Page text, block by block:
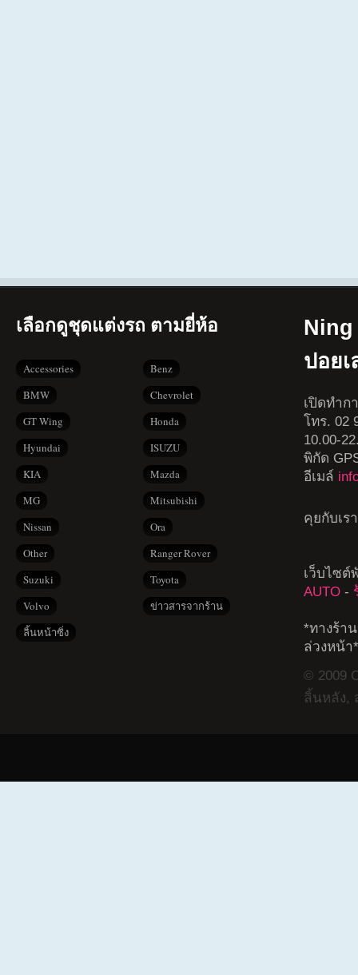
เลือกดูชุดแต่งรถ ตามยี่ห้อ
Accessories
Benz
BMW
Chevrolet
GT Wing
Honda
Hyundai
ISUZU
KIA
Mazda
MG
Mitsubishi
Nissan
Ora
Other
Ranger Rover
Suzuki
Toyota
Volvo
ข่าวสารจากร้าน
ลิ้นหน้าซิ่ง
Ning
ปอย
เปิดทำก
โทร. 02
10.00-
พิกัด
อีเมล์
คุยกับเร
เว็บไซ
AUTO -
*ทางร้า
ล่วงหน้า*
© 2009
ลิ้นหลัง,